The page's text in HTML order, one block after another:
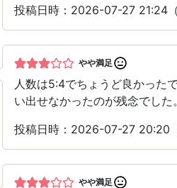
投稿日時：2026-07-27 21:24
やや満足
人数は5:4でちょうど良かった
い出せなかったのが残念でした。
投稿日時：2026-07-27 20:20
やや満足